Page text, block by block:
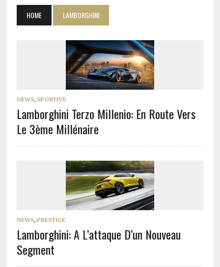
HOME LAMBORGHINI
NEWS, SPORTIVE
Lamborghini Terzo Millenio: En Route Vers
Le 3ème Millénaire
NEWS, PRESTIGE
Lamborghini: A L’attaque D’un Nouveau
Segment